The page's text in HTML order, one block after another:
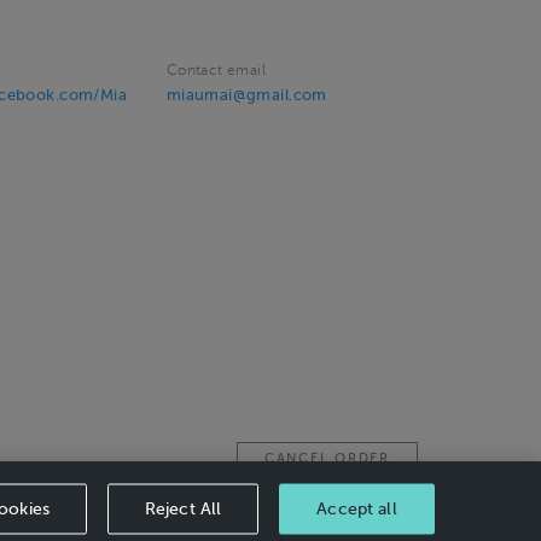
Mia
Contact email
miaumai@gmail.com
CANCEL ORDER
Reject All Accept all